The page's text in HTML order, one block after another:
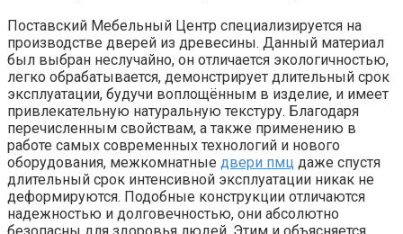
Поставский Мебельный Центр специализируется на
производстве дверей из древесины. Данный материал
был выбран неслучайно, он отличается экологичностью,
легко обрабатывается, демонстрирует длительный срок
эксплуатации, будучи воплощённым в изделие, и имеет
привлекательную натуральную текстуру. Благодаря
перечисленным свойствам, а также применению в
работе самых современных технологий и нового
оборудования, межкомнатные двери пмц даже спустя
длительный срок интенсивной эксплуатации никак не
деформируются. Подобные конструкции отличаются
надежностью и долговечностью, они абсолютно
безопасны для здоровья людей. Этим и объясняется